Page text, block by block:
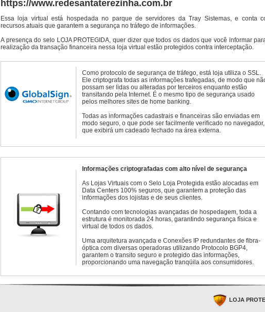
https://www.redesantaterezinha.com.br
Essa loja virtual está hospedada no parque de servidores da Tray Sistemas, e conta
recursos atuais que garantem a segurança no tráfego de informações.
A presença do selo LOJA PROTEGIDA, quer dizer que todos os dados que você informar
realização da transação financeira nessa loja virtual estão protegidos contra interceptação.
Como protocolo de segurança de tráfego, está loja utiliza o SSL.
Ele criptografa todas as informações trafegadas, de modo que
possam ser lidas ou alteradas por terceiros enquanto estão
transitando pela Internet. É o mesmo tipo de segurança usado
pelos melhores sites de home banking.
Todas as informações cadastrais e financeiras são enviadas em
modo seguro, o que pode ser facilmente verificado no navegador,
que exibirá um cadeado fechado na área externa.
Informações criptografadas com alto nível de segurança
As Lojas Virtuais com o Selo Loja Protegida estão alocadas em
Data Centers 100% seguros, que garantem a proteção das
informações dos lojistas e de seus clientes.
Contando com tecnologias avançadas de hospedagem, toda a
estrutura é monitorada 24 horas, garantindo segurança física e
virtual de todos os dados.
Uma arquitetura avançada e Conexões IP redundantes de fibra-
óptica com diversas operadoras utilizando Protocolo BGP4,
garantem o transito seguro e protegido das informações,
proporcionando uma navegação tranqüila aos consumidores.
LOJA